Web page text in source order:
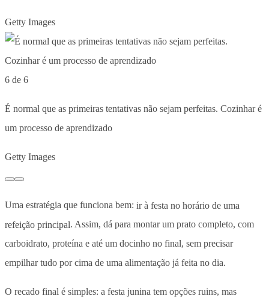
Getty Images
6 de 6
É normal que as primeiras tentativas não sejam perfeitas. Cozinhar é
um processo de aprendizado
Getty Images
Uma estratégia que funciona bem: ir à festa no horário de uma
refeição principal. Assim, dá para montar um prato completo, com
carboidrato, proteína e até um docinho no final, sem precisar
empilhar tudo por cima de uma alimentação já feita no dia.
O recado final é simples: a festa junina tem opções ruins, mas